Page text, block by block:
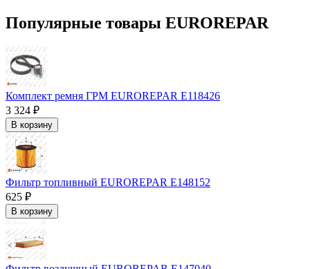
Популярные товары EUROREPAR
Комплект ремня ГРМ EUROREPAR E118426
3 324 ₽
В корзину
Фильтр топливный EUROREPAR E148152
625 ₽
В корзину